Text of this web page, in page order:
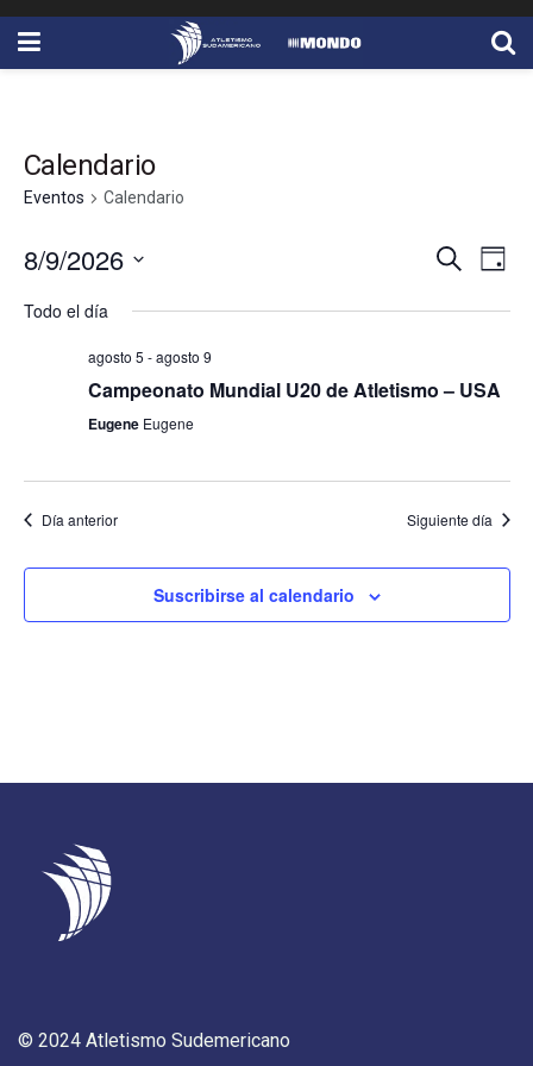
Calendario
Eventos Calendario
de
de
Buscar
de
de
Día
8/9/2026
fecha.
Todo el día
agosto 5 -agosto 9
Campeonato Mundial U20 de Atletismo – USA
Eugene Eugene
Día anterior Siguiente día
Suscribirse al calendario
© 2024 Atletismo Sudemericano